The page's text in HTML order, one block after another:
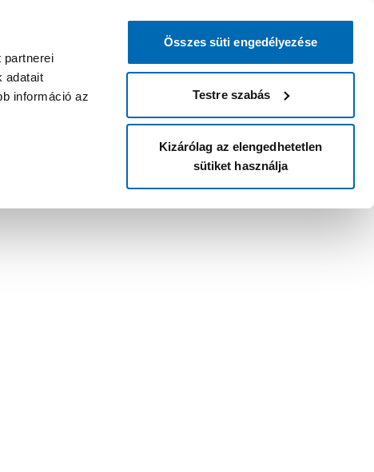
partnerei
adatait
információ az
Összes süti engedélyezése
Testre szabás
Kizárólag az elengedhetetlen
sütiket használja